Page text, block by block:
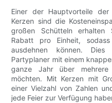
Einer der Hauptvorteile der
Kerzen sind die
großen Schütteln erhalten
Rabatt pro Einheit,
ausdehnen können.
Partyplaner mit einem
ganze Jahr über mehrere
möchten. Mit Kerzen mit
einer Vielzahl von Zahlen
jede Feier zur Verfügung